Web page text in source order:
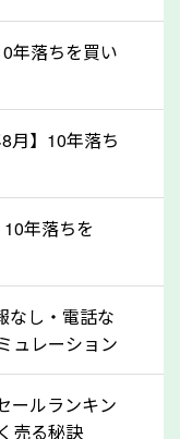
ります。
いた自動車税が
ら、自動車税の
されます。不要
良いでしょう。
いて確認し
を受け取ること
年落ちを買い
月】10年落ち
年落ちを
なし・電話な
ュレーション
ールランキン
売る秘訣